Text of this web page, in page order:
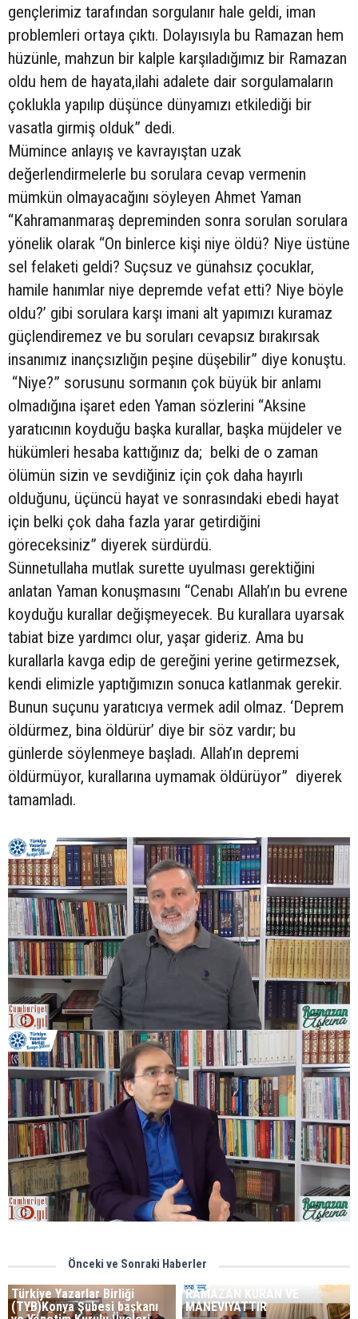
gençlerimiz tarafından sorgulanır hale geldi, iman
problemleri ortaya çıktı. Dolayısıyla bu Ramazan hem
hüzünle, mahzun bir kalple karşıladığımız bir Ramazan
oldu hem de hayata,ilahi adalete dair sorgulamaların
çoklukla yapılıp düşünce dünyamızı etkilediği bir
vasatla girmiş olduk” dedi.
Mümince anlayış ve kavrayıştan uzak
değerlendirmelerle bu sorulara cevap vermenin
mümkün olmayacağını söyleyen Ahmet Yaman
“Kahramanmaraş depreminden sonra sorulan sorulara
yönelik olarak “On binlerce kişi niye öldü? Niye üstüne
sel felaketi geldi? Suçsuz ve günahsız çocuklar,
hamile hanımlar niye depremde vefat etti? Niye böyle
oldu?’ gibi sorulara karşı imani alt yapımızı kuramaz
güçlendiremez ve bu soruları cevapsız bırakırsak
insanımız inançsızlığın peşine düşebilir” diye konuştu.
“Niye?” sorusunu sormanın çok büyük bir anlamı
olmadığına işaret eden Yaman sözlerini “Aksine
yaratıcının koyduğu başka kurallar, başka müjdeler ve
hükümleri hesaba kattığınız da; belki de o zaman
ölümün sizin ve sevdiğiniz için çok daha hayırlı
olduğunu, üçüncü hayat ve sonrasındaki ebedi hayat
için belki çok daha fazla yarar getirdiğini
göreceksiniz” diyerek sürdürdü.
Sünnetullaha mutlak surette uyulması gerektiğini
anlatan Yaman konuşmasını “Cenabı Allah’ın bu evrene
koyduğu kurallar değişmeyecek. Bu kurallara uyarsak
tabiat bize yardımcı olur, yaşar gideriz. Ama bu
kurallarla kavga edip de gereğini yerine getirmezsek,
kendi elimizle yaptığımızın sonuca katlanmak gerekir.
Bunun suçunu yaratıcıya vermek adil olmaz. ‘Deprem
öldürmez, bina öldürür’ diye bir söz vardır; bu
günlerde söylenmeye başladı. Allah’ın depremi
öldürmüyor, kurallarına uymamak öldürüyor” diyerek
tamamladı.
Önceki ve Sonraki Haberler
Türkiye Yazarlar Birliği
(TYB)Konya Şubesi başkanı
RAMAZAN KURAN VE
MANEVIYATTIR